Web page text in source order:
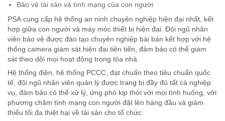
Bảo vệ tài sản và tính mạng của con người
PSA cung cấp hệ thống an ninh chuyên nghiệp hiện đại nhất, kết
hợp giữa con người và máy móc thiết bị hiện đại. Đội ngũ nhân
viên bảo vệ được đào tạo chuyên nghiệp bài bản kết hợp với hệ
thống camera giám sát hiện đại tiên tiến, đảm bảo có thể giám
sát theo dõi mọi hoạt động trong tòa nhà.
Hệ thống điện, hệ thống PCCC, đạt chuẩn theo tiêu chuẩn quốc
tế, đội ngũ nhân viên quản lý được trang bị đầy đủ tất cả nghiệp
vụ, đảm bảo có thể xử lý, ứng phó kịp thời với mọi tình huống, với
phương châm tính mạng con người đặt lên hàng đầu và giảm
thiểu tối đa thiệt hại về tài sản cho tổ chức.